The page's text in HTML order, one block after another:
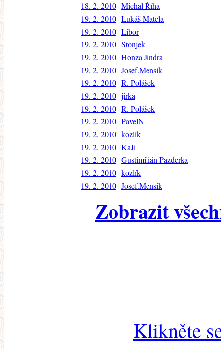
18. 2. 2010 Michal Říha
19. 2. 2010 Lukáš Matela
19. 2. 2010 Libor
19. 2. 2010 Stonjek
19. 2. 2010 Honza Jindra
19. 2. 2010 Josef.Mensik
19. 2. 2010 R. Polášek
19. 2. 2010 jirka
19. 2. 2010 R. Polášek
19. 2. 2010 PavelN
19. 2. 2010 kozlík
19. 2. 2010 KaJi
19. 2. 2010 Gustimilián Pazderka
19. 2. 2010 kozlík
19. 2. 2010 Josef.Mensik
Zobrazit
Klikněte